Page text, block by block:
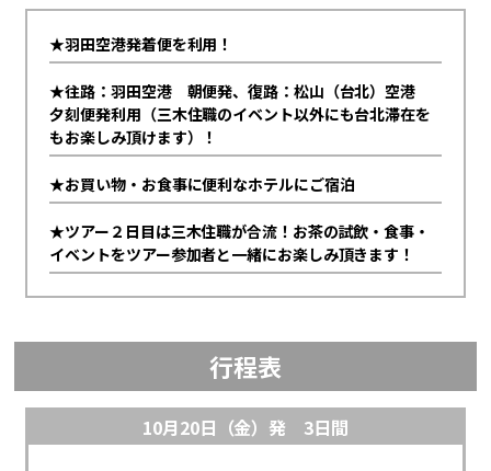
★羽田空港発着便を利用！
★往路：羽田空港 朝便発、復路：松山（台北）空港
夕刻便発利用（三木住職のイベント以外にも台北滞在を
もお楽しみ頂けます）！
★お買い物・お食事に便利なホテルにご宿泊
★ツアー２日目は三木住職が合流！お茶の試飲・食事・
イベントをツアー参加者と一緒にお楽しみ頂きます！
行程表
10月20日（金）発 3日間